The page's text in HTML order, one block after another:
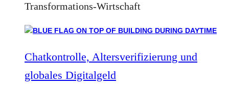
Transformations-Wirtschaft
Chatkontrolle, Altersverifizierung und
globales Digitalgeld